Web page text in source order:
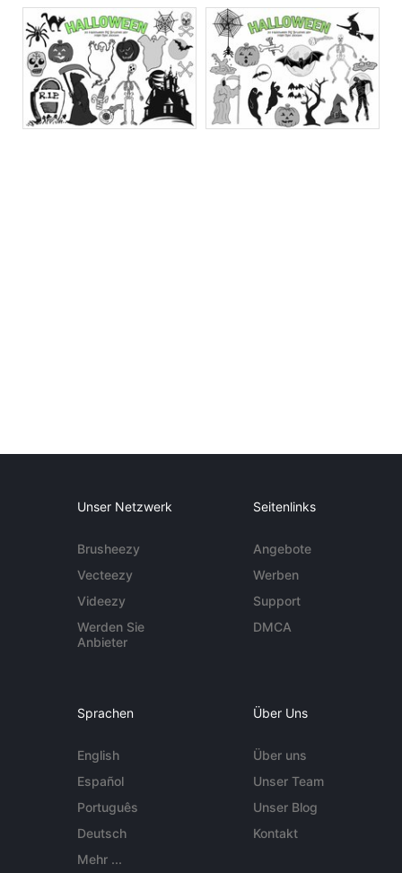
Unser Netzwerk
Brusheezy
Vecteezy
Videezy
Werden Sie
Anbieter
Seitenlinks
Angebote
Werben
Support
DMCA
Sprachen
English
Español
Português
Deutsch
Mehr ...
Über Uns
Über uns
Unser Team
Unser Blog
Kontakt